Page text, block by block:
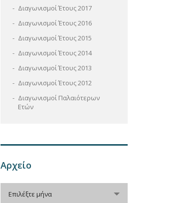
Διαγωνισμοί Έτους 2017
Διαγωνισμοί Έτους 2016
Διαγωνισμοί Έτους 2015
Διαγωνισμοί Έτους 2014
Διαγωνισμοί Έτους 2013
Διαγωνισμοί Έτους 2012
Διαγωνισμοί Παλαιότερων
Ετών
Αρχείο
Επιλέξτε μήνα